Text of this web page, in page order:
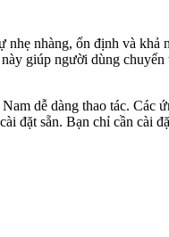
nhàng, ổn định và khả
giúp người dùng
dễ dàng thao tác. Các
đặt sẵn. Bạn chỉ cần cài